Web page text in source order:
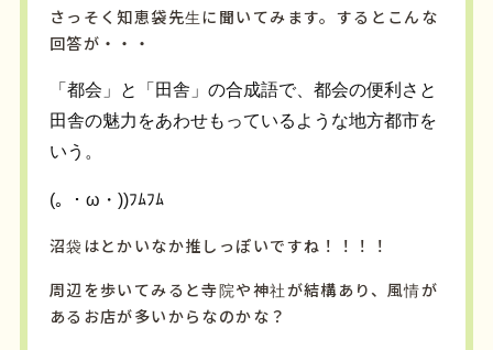
さっそく知恵袋先生に聞いてみます。するとこんな
回答が・・・
「都会」と「田舎」の合成語で、都会の便利さと
田舎の魅力をあわせもっているような地方都市を
いう。
(｡ ・ω・))ﾌﾑﾌﾑ
沼袋はとかいなか推しっぽいですね！！！！
周辺を歩いてみると寺院や神社が結構あり、風情が
あるお店が多いからなのかな？